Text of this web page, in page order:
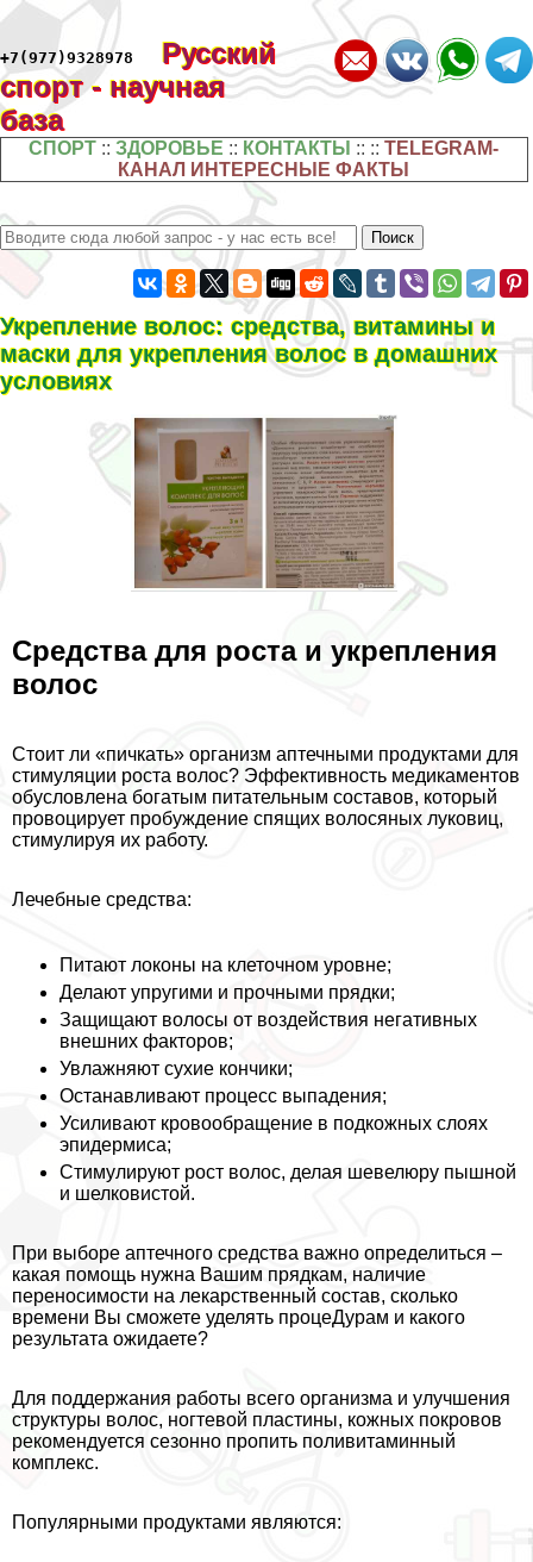
+7(977)9328978
Русский
спорт - научная
база
СПОРТ ::ЗДОРОВЬЕ :: КОНТАКТЫ :: ::TELEGRAM-
КАНАЛ ИНТЕРЕСНЫЕ ФАКТЫ
Укрепление волос: средства, витамины и
маски для укрепления волос в домашних
условиях
Средства для роста и укрепления
волос
Стоит ли «пичкать» организм аптечными продуктами для
стимуляции роста волос? Эффективность медикаментов
обусловлена богатым питательным составов, который
провоцирует пробуждение спящих волосяных луковиц,
стимулируя их работу.
Лечебные средства:
Питают локоны на клеточном уровне;
Делают упругими и прочными прядки;
Защищают волосы от воздействия негативных
внешних факторов;
Увлажняют сухие кончики;
Останавливают процесс выпадения;
Усиливают кровообращение в подкожных слоях
эпидермиса;
Стимулируют рост волос, делая шевелюру пышной
и шелковистой.
При выборе аптечного средства важно определиться –
какая помощь нужна Вашим прядкам, наличие
переносимости на лекарственный состав, сколько
времени Вы сможете уделять процеДypaм и какого
результата ожидаете?
Для поддержания работы всего организма и улучшения
структуры волос, ногтевой пластины, кожных покровов
рекомендуется сезонно пропить поливитаминный
комплекс.
Популярными продуктами являются: